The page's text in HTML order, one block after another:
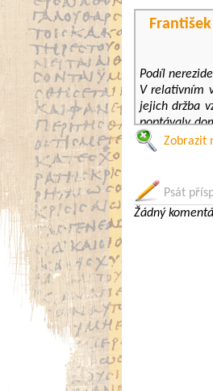
Podíl
V relativním
jejich držba
poptávaly
kteří kupují
získat
Snižování
a jejich
ale emisní
Zobrazit
Psát
Žádný